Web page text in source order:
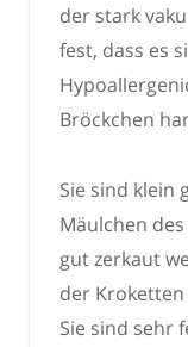
der stark
fest, dass es
Bröckchen
Sie sind klein
Mäulchen
gut zerkaut
der
Sie sind sehr